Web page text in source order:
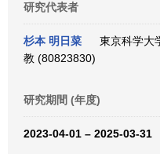
研究代表者
杉本 明日菜
東京科学大
教 (80823830)
研究期間 (年度)
2023-04-01 – 2025-03-31